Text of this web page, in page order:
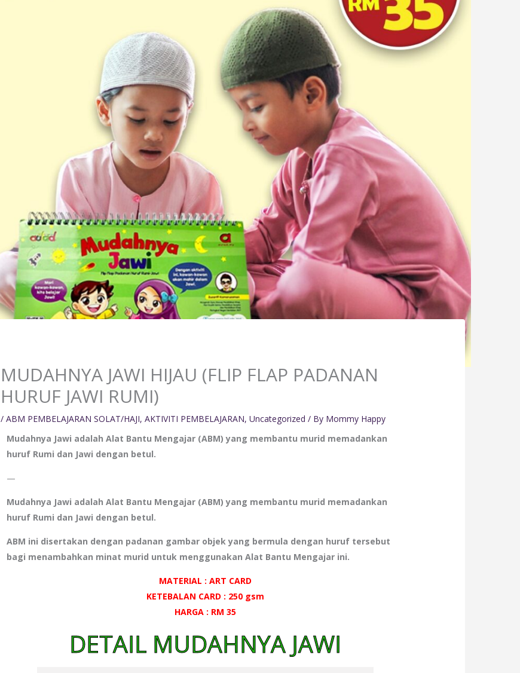
MUDAHNYA JAWI HIJAU (FLIP FLAP PADANAN
HURUF JAWI RUMI)
/ABM PEMBELAJARAN SOLAT/HAJI,AKTIVITI PEMBELAJARAN,Uncategorized / By Mommy Happy
Mudahnya Jawi adalah Alat Bantu Mengajar (ABM) yang membantu murid memadankan
huruf Rumi dan Jawi dengan betul.
—
Mudahnya Jawi adalah Alat Bantu Mengajar (ABM) yang membantu murid memadankan
huruf Rumi dan Jawi dengan betul.
ABM ini disertakan dengan padanan gambar objek yang bermula dengan huruf tersebut
bagi menambahkan minat murid untuk menggunakan Alat Bantu Mengajar ini.
MATERIAL : ART CARD
KETEBALAN CARD : 250 gsm
HARGA : RM 35
DETAIL MUDAHNYA JAWI